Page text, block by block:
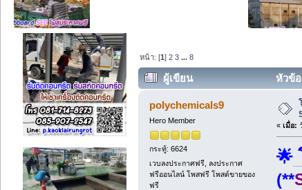
หน้า: [1]2 3 ...8
ผู้เขียน หัวข้
polychemicals9
Hero Member
กระทู้: 6624
เวบลงประกาศฟรี, ลงประกาศ
ฟรีออนไลน์ โพสฟรี โพสต์ขายของ
ฟรี
« เมื่อ:
🌟
(**